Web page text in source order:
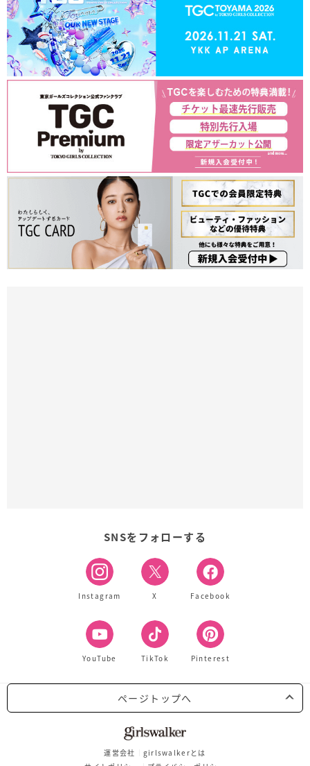
SNSをフォローする
Instagram X Facebook
YouTube TikTok Pinterest
ページトップへ
運営会社
girlswalkerとは